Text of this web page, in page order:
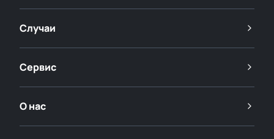
Случаи
Сервис
О нас